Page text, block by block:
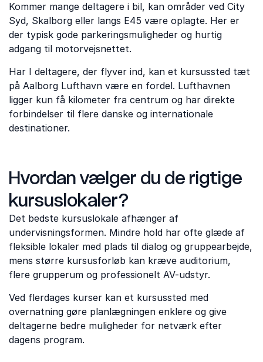
Kommer mange deltagere i bil, kan områder ved City
Syd, Skalborg eller langs E45 være oplagte. Her er
der typisk gode parkeringsmuligheder og hurtig
adgang til motorvejsnettet.
Har I deltagere, der flyver ind, kan et kursussted tæt
på Aalborg Lufthavn være en fordel. Lufthavnen
ligger kun få kilometer fra centrum og har direkte
forbindelser til flere danske og internationale
destinationer.
Hvordan vælger du de rigtige
kursuslokaler?
Det bedste kursuslokale afhænger af
undervisningsformen. Mindre hold har ofte glæde af
fleksible lokaler med plads til dialog og gruppearbejde,
mens større kursusforløb kan kræve auditorium,
flere grupperum og professionelt AV-udstyr.
Ved flerdages kurser kan et kursussted med
overnatning gøre planlægningen enklere og give
deltagerne bedre muligheder for netværk efter
dagens program.